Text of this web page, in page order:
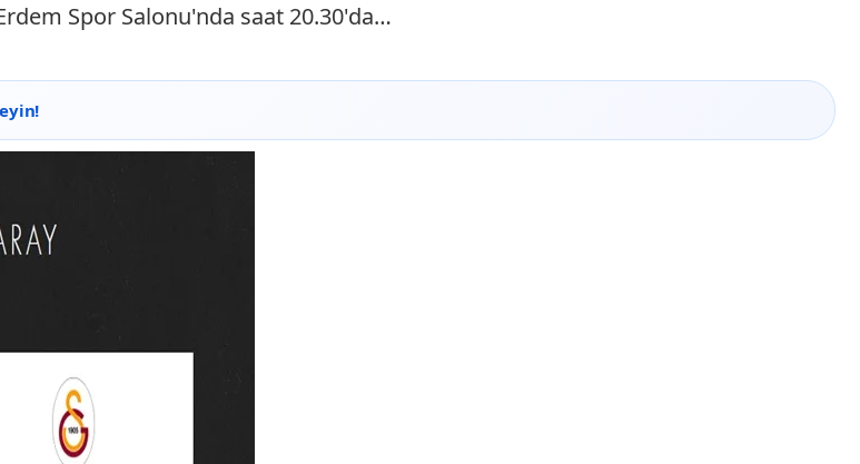
Spor Salonu'nda saat 20.30'da…